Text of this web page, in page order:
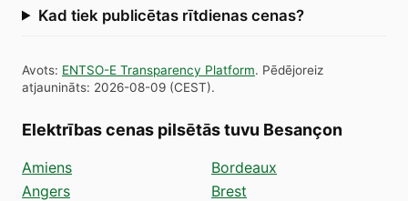
Kad tiek publicētas rītdienas cenas?
Avots: ENTSO-E Transparency Platform. Pēdējoreiz
atjaunināts: 2026-08-09 (CEST).
Elektrības cenas pilsētās tuvu Besançon
Amiens
Angers
Bordeaux
Brest